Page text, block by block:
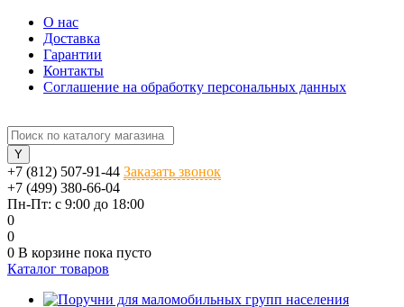
О нас
Доставка
Гарантии
Контакты
Соглашение на обработку персональных данных
+7 (812) 507-91-44 Заказать звонок
+7 (499) 380-66-04
Пн-Пт: с 9:00 до 18:00
0
0
0 В корзине пока пусто
Каталог товаров